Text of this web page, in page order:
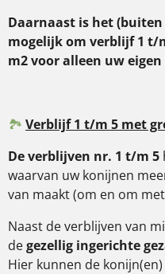
Daarnaast is het
mogelijk om verblijf 1 t/
m2 voor alleen uw
🏞️ Verblijf 1 t/m 5 met
De verblijven nr. 1 t/m 5
waarvan uw konijnen
van maakt (om en om
Naast de verblijven van
degezellig ingerichte
Hier kunnen de